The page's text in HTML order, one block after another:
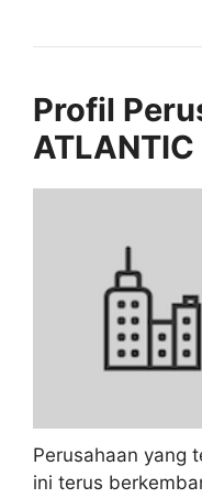
Profil
ATLANTIC
Perusahaan yang
ini terus